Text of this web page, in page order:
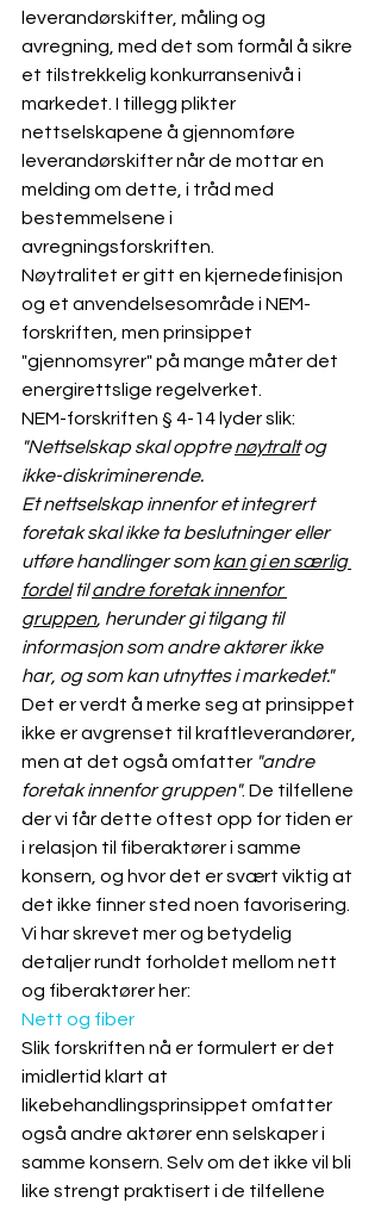
leverandørskifter, måling og
avregning, med det som formål å sikre
et tilstrekkelig konkurransenivå i
markedet. I tillegg plikter
nettselskapene å gjennomføre
leverandørskifter når de mottar en
melding om dette, i tråd med
bestemmelsene i
avregningsforskriften.
Nøytralitet er gitt en kjernedefinisjon
og et anvendelsesområde i NEM-
forskriften , men prinsippet
"gjennomsyrer" på mange måter det
energirettslige regelverket.
NEM-forskriften § 4-14 lyder slik:
"Nettselskap skal opptre nøytralt og
ikke-diskriminerende.
Et nettselskap innenfor et integrert
foretak skal ikke ta beslutninger eller
utføre handlinger som kan gi en særlig
fordel til andre foretak innenfor
gruppen, herunder gi tilgang til
informasjon som andre aktører ikke
har, og som kan utnyttes i markedet."
Det er verdt å merke seg at prinsippet
ikke er avgrenset til kraftleverandører,
men at det også omfatter "andre
foretak innenfor gruppen". De tilfellene
der vi får dette oftest opp for tiden er
i relasjon til fiberaktører i samme
konsern, og hvor det er svært viktig at
det ikke finner sted noen favorisering.
Vi har skrevet mer og betydelig
detaljer rundt forholdet mellom nett
og fiberaktører her:
Nett og fiber
Slik forskriften nå er formulert er det
imidlertid klart at
likebehandlingsprinsippet omfatter
også andre aktører enn selskaper i
samme konsern. Selv om det ikke vil bli
like strengt praktisert i de tilfellene